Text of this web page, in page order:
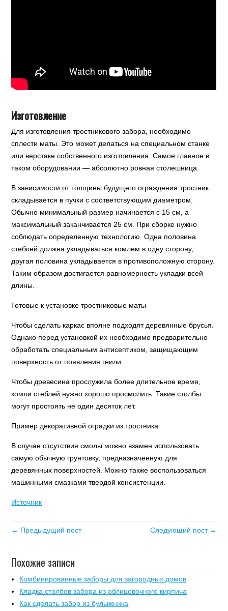
Изготовление
Для изготовления тростникового забора, необходимо
сплести маты. Это может делаться на специальном станке
или верстаке собственного изготовления. Самое главное в
таком оборудовании — абсолютно ровная столешница.
В зависимости от толщины будущего ограждения тростник
складывается в пучки с соответствующим диаметром.
Обычно минимальный размер начинается с 15 см, а
максимальный заканчивается 25 см. При сборке нужно
соблюдать определенную технологию. Одна половина
стеблей должна укладываться комлем в одну сторону,
другая половина укладывается в противоположную сторону.
Таким образом достигается равномерность укладки всей
длины.
Готовые к установке тростниковые маты
Чтобы сделать каркас вполне подходят деревянные брусья.
Однако перед установкой их необходимо предварительно
обработать специальным антисептиком, защищающим
поверхность от появления гнили.
Чтобы древесина прослужила более длительное время,
комли стеблей нужно хорошо просмолить. Такие столбы
могут простоять не один десяток лет.
Пример декоративной оградки из тростника
В случае отсутствия смолы можно взамен использовать
самую обычную грунтовку, предназначенную для
деревянных поверхностей. Можно также воспользоваться
машинными смазками твердой консистенции.
Источник
← Предыдущий пост Следующий пост →
Похожие записи
Комбинированные заборы для загородных домов
Кладка столбов забора из облицовочного кирпича
Как сделать забор из булыжника